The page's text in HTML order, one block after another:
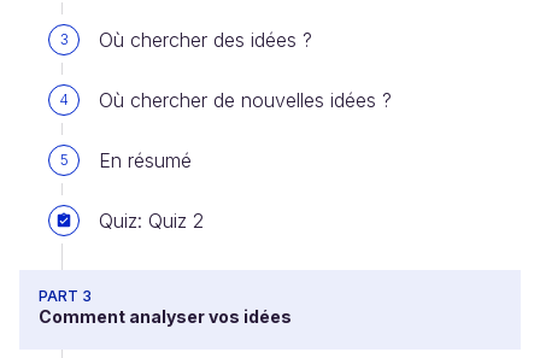
3 Où chercher des idées ?
4 Où chercher de nouvelles idées ?
5 En résumé
Quiz: Quiz 2
PART 3
Comment analyser vos idées